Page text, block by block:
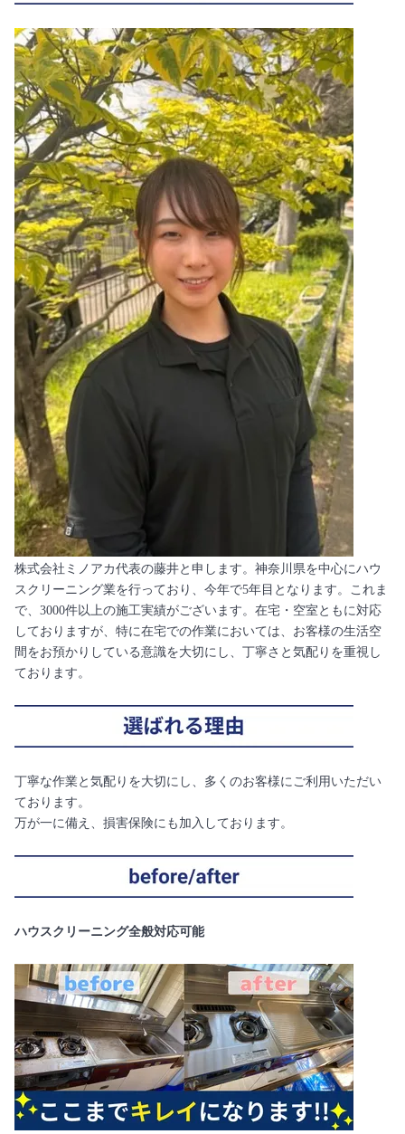
株式会社ミノアカ代表の藤井と申します。神奈川県を中心にハウ
スクリーニング業を行っており、今年で5年目となります。これま
で、3000件以上の施工実績がございます。在宅・空室ともに対応
しておりますが、特に在宅での作業においては、お客様の生活空
間をお預かりしている意識を大切にし、丁寧さと気配りを重視し
ております。
丁寧な作業と気配りを大切にし、多くのお客様にご利用いただい
ております。
万が一に備え、損害保険にも加入しております。
ハウスクリーニング全般対応可能